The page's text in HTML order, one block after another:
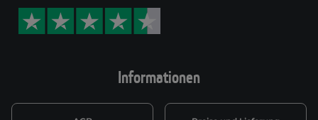
Informationen